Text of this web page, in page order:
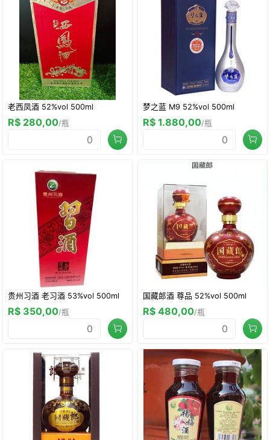
老西凤酒 52%vol 500ml
R$ 280,00/瓶
梦之蓝 M9 52%vol 500ml
R$ 1.880,00/瓶
贵州习酒 老习酒 53%vol 500ml
R$ 350,00/瓶
国藏郎酒 尊品 52%vol 500ml
R$ 480,00/瓶